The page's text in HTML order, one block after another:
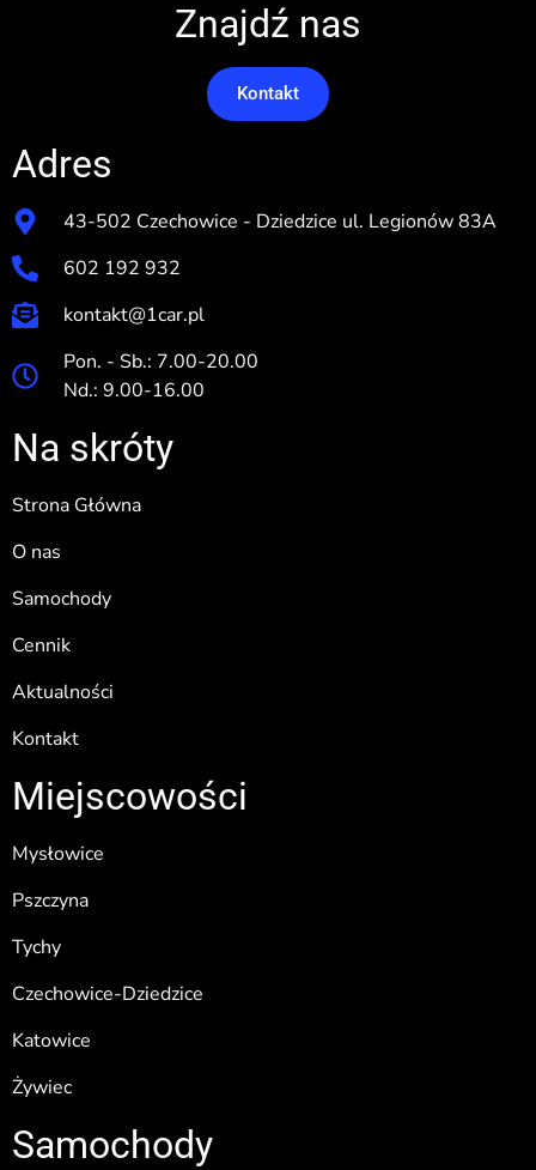
Znajdź nas
Kontakt
Adres
43-502 Czechowice - Dziedzice ul. Legionów 83A
602 192 932
kontakt@1car.pl
Pon. - Sb.: 7.00-20.00
Nd.: 9.00-16.00
Na skróty
Strona Główna
O nas
Samochody
Cennik
Aktualności
Kontakt
Miejscowości
Mysłowice
Pszczyna
Tychy
Czechowice-Dziedzice
Katowice
Żywiec
Samochody